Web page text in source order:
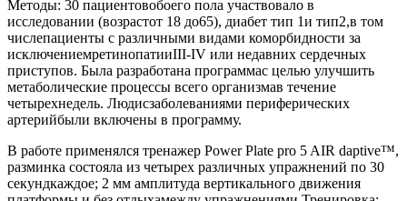
Методы: 30 пациентовобоего пола участвовало в
исследовании (возрастот 18 до65), диабет тип 1и тип2,в том
числепациенты с различными видами коморбидности за
исключениемретинопатииIII-IV или недавних сердечных
приступов. Была разработана программас целью улучшить
метаболические процессы всего организмав течение
четырехнедель. Людисзаболеваниями периферических
артерийбыли включены в программу.
В работе применялся тренажер Power Plate pro 5 AIR daptive™,
разминка состояла из четырех различных упражнений по 30
секундкаждое; 2 мм амплитуда вертикального движения